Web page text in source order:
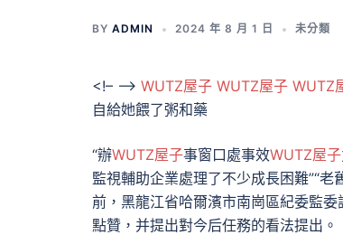
BY ADMIN 2024 年 8 月 1 日 未分類
<!– –> WUTZ屋子 WUTZ屋子 WUTZ
自給她餵了粥和藥
“辦WUTZ屋子事窗口處事效WUTZ屋子
監視輔助企業處理了不少成長困難”“
前，黑龍江省哈爾濱市南崗區紀委監委
點贊，并提出對今后任務的看法提出。